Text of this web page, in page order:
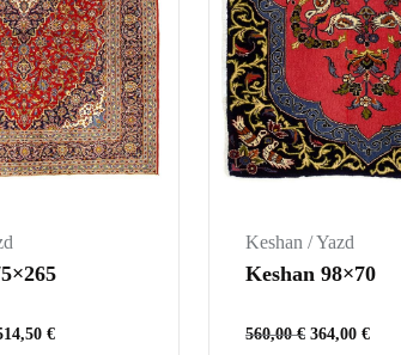
€
Keshan / Yazd
Keshan 98×70
560,00€ 364,00 €